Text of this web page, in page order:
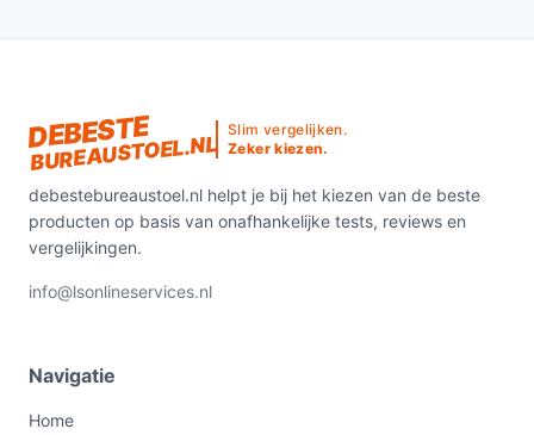
DEBESTE
BUREAUSTOEL.NL
Slim vergelijken.
Zeker kiezen.
debestebureaustoel.nl helpt je bij het kiezen van de beste
producten op basis van onafhankelijke tests, reviews en
vergelijkingen.
info@lsonlineservices.nl
Navigatie
Home